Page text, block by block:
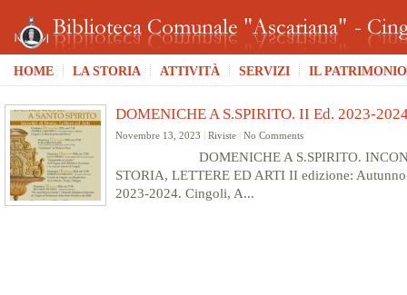
HOME LA STORIA ATTIVITÀ SERVIZI IL PATRIMONIO
DOMENICHE A S.SPIRITO. II Ed. 2023-
Novembre 13, 2023 Riviste No Comments
DOMENICHE A S.SPIRITO.
STORIA, LETTERE ED ARTI II edizione:
2023-2024. Cingoli, A...